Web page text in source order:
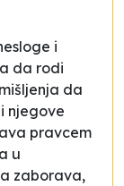
i
da rodi
da
njegove
pravcem
u
zaborava,